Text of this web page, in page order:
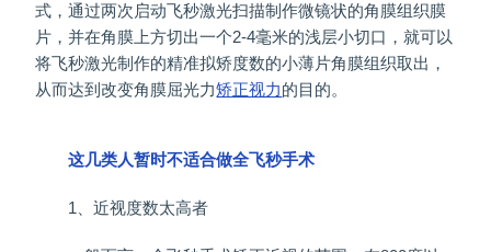
式，通过两次启动飞秒激光扫描制作微镜状的角膜组织膜
片，并在角膜上方切出一个2-4毫米的浅层小切口，就可以
将飞秒激光制作的精准拟矫度数的小薄片角膜组织取出，
从而达到改变角膜屈光力矫正视力的目的。
这几类人暂时不适合做全飞秒手术
1、近视度数太高者